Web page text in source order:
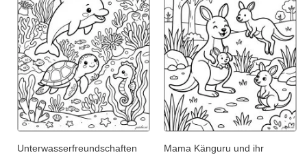
Unterwasserfreundschaften
Mama Känguru und ihr